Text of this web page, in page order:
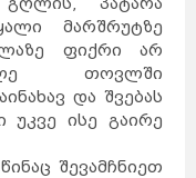
მარშრუტზე
ფიქრი არ
თოვლში
და შვებას
უკვე ისე გაირე
შევამჩნიეთ